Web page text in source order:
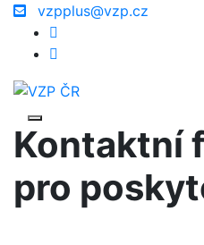
vzpplus@vzp.cz
Kontaktní
pro